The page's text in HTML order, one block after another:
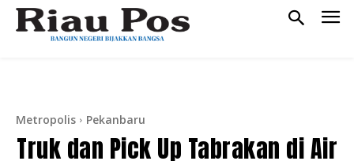
Metropolis Pekanbaru
Truk dan Pick Up Tabrakan di Air